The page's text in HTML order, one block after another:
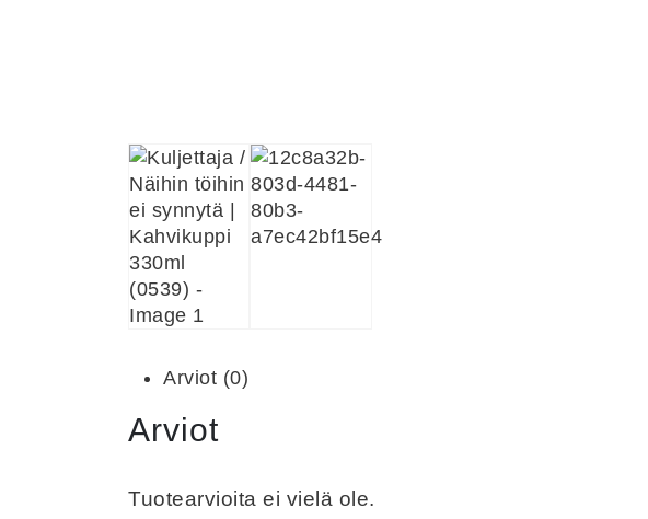
Arviot (0)
Arviot
Tuotearvioita ei vielä ole.